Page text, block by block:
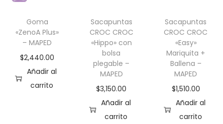
Goma
«ZenoA Plus»
– MAPED
$2,440.00
Añadir al
carrito
Sacapuntas
CROC CROC
«Hippo» con
bolsa
plegable –
MAPED
$3,150.00
Añadir al
carrito
Sacapuntas
CROC CROC
«Easy»
Mariquita +
Ballena –
MAPED
$1,510.00
Añadir al
carrito